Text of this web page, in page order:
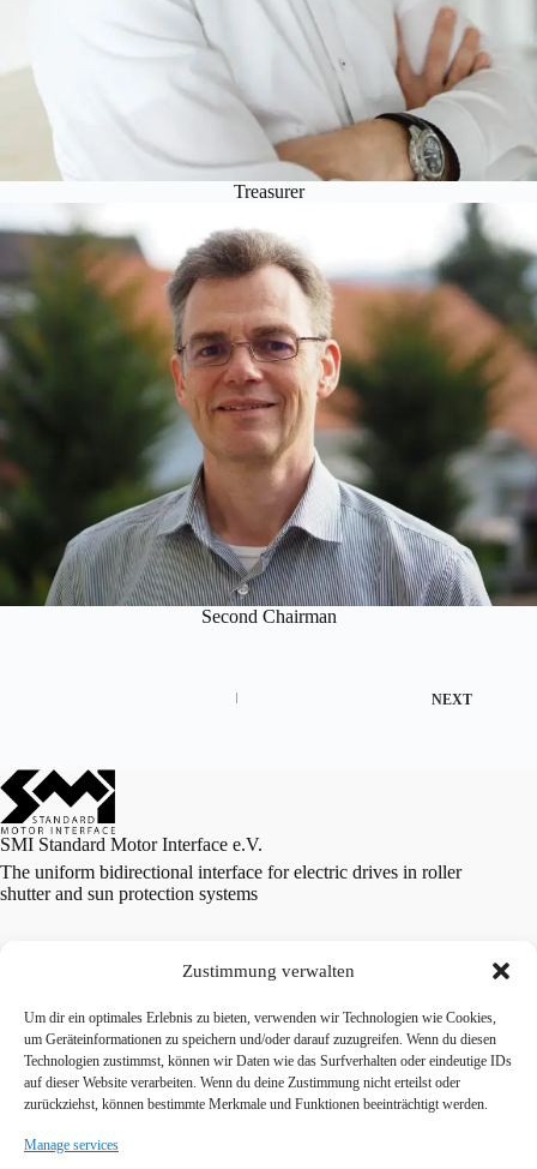
Zustimmung verwalten
Um dir ein optimales Erlebnis zu bieten, verwenden wir Technologien wie Cookies,
um Geräteinformationen zu speichern und/oder darauf zuzugreifen. Wenn du diesen
Technologien zustimmst, können wir Daten wie das Surfverhalten oder eindeutige IDs
auf dieser Website verarbeiten. Wenn du deine Zustimmung nicht erteilst oder
zurückziehst, können bestimmte Merkmale und Funktionen beeinträchtigt werden.
Manage services
Treasurer
Second Chairman
NEXT
SMI Standard Motor Interface e.V.
The uniform bidirectional interface for electric drives in roller
shutter and sun protection systems
Terms and conditions
Contact
Privacy Policy